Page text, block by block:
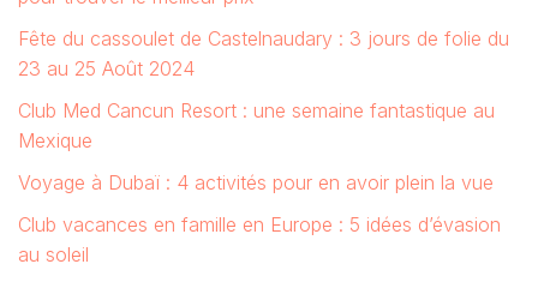
Fête du cassoulet de Castelnaudary : 3 jours de folie du
23 au 25 Août 2024
Club Med Cancun Resort : une semaine fantastique au
Mexique
Voyage à Dubaï : 4 activités pour en avoir plein la vue
Club vacances en famille en Europe : 5 idées d’évasion
au soleil